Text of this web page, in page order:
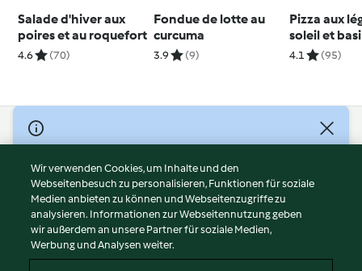
Salade d'hiver aux
poires et au roquefort
4.6 (70)
Fondue de lotte au
curcuma
3.9 (9)
Pizza aux
soleil et
4.1 (95)
© Copyright 2026
Nutzungsbedingungen
Datenschutzrichtlinien
Disclaimer
Impressum
Cookies
Wir verwenden Cookies, um Inhalte und den
Webseitenbesuch zu personalisieren, Funktionen für soziale
Medien anbieten zu können und Webseitenzugriffe zu
analysieren. Informationen zur Webseitennutzung geben
wir außerdem an unsere Partner für soziale Medien,
Werbung und Analysen weiter.